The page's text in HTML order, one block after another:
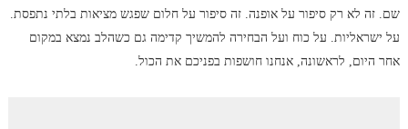
שם. זה לא רק סיפור על אופנה. זה סיפור על חלום שפגש מציאות בלתי נתפסת.
על ישראליות. על כוח ועל הבחירה להמשיך קדימה גם כשהלב נמצא במקום
אחר היום, לראשונה, אנחנו חושפות בפניכם את הכול.